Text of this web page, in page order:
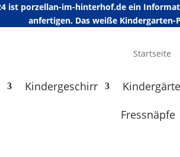
ist porzellan-im-hinterhof.de ein
anfertigen. Das weiße
Startseite
Kindergeschirr
Fressnäpfe